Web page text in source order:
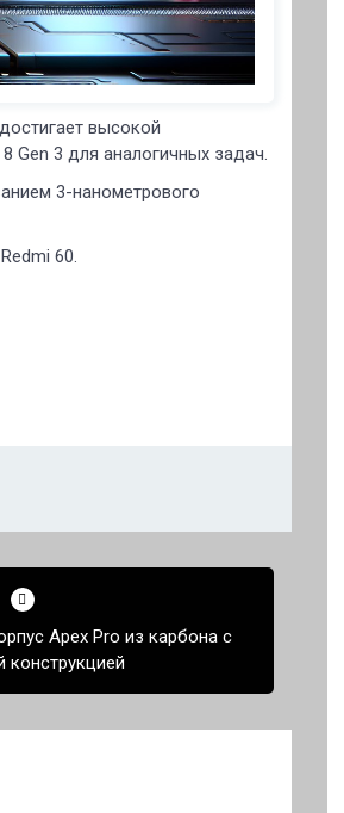
высокой
Gen 3 для аналогичных задач.
3-нанометрового
60.
Apex Pro из карбона с
конструкцией